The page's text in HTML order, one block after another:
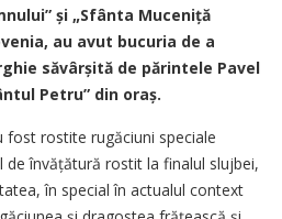
și „Sfânta Muceniță
au avut bucuria de a
săvârșită de părintele Pavel
Petru” din oraș.
fost rostite rugăciuni speciale
de învățătură rostit la finalul slujbei,
în special în actualul context